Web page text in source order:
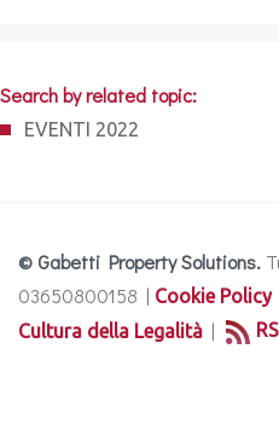
Search by related topic:
EVENTI 2022
© Gabetti Property Solutions.
03650800158 | Cookie Policy
Cultura della Legalità |